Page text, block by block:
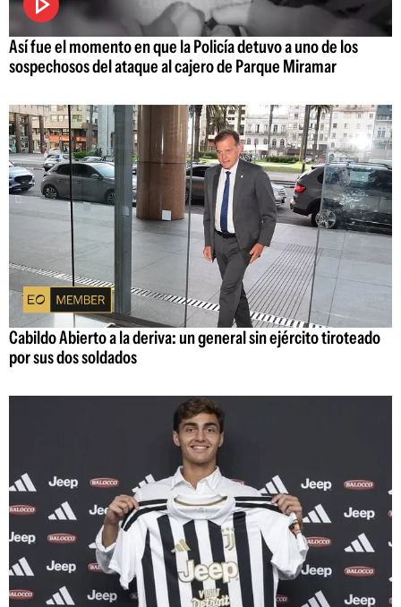
Así fue el momento en que la Policía detuvo a uno de los
sospechosos del ataque al cajero de Parque Miramar
Cabildo Abierto a la deriva: un general sin ejército tiroteado
por sus dos soldados